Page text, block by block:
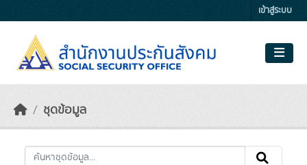
เข้าสู่ระบบ
ชุดข้อมูล